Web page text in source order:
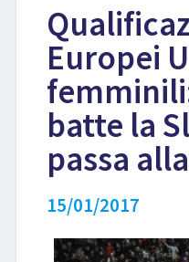
Europei
batte la
passa
15/01/2017